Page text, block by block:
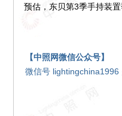
预估，东贝第3季手持装置
【中照网微信公众号】
微信号 lightingchina1996